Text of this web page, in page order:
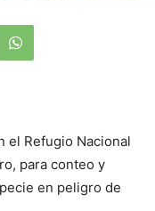
el Refugio Nacional
para conteo y
en peligro de